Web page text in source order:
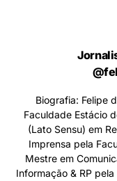
Biografia: Felipe
Faculdade Estácio
(Lato Sensu) em
Imprensa pela
Mestre em
Informação & RP